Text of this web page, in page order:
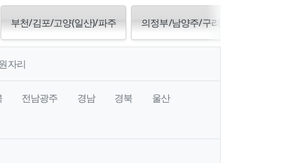
부천/김포/고양(일산)/파주 의정부/남양주/구리/양주/동두천/포
자리
전남광주 경남 경북
울산